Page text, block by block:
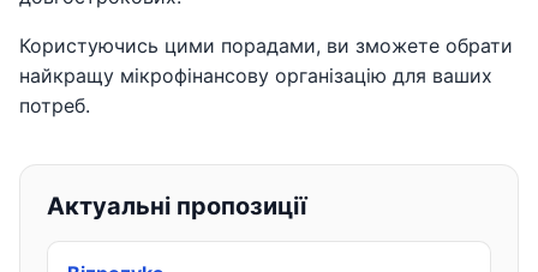
Користуючись цими порадами, ви зможете обрати
найкращу мікрофінансову організацію для ваших
потреб.
Актуальні пропозиції